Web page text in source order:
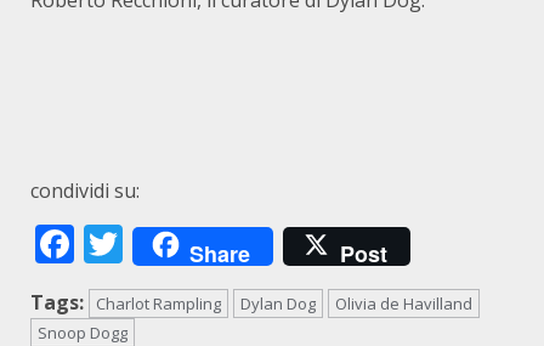
condividi su:
Facebook
Twitter
Share Post
Tags: Charlot Rampling Dylan Dog
Olivia de Havilland
Snoop Dogg